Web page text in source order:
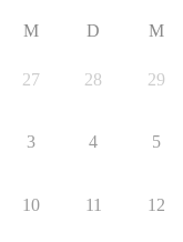
M D M
27 28 29
3 4 5
10 11 12